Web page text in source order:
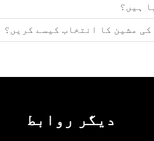
ہیں؟
مشین کا انتخاب کیسے کریں؟
دیگر روابط